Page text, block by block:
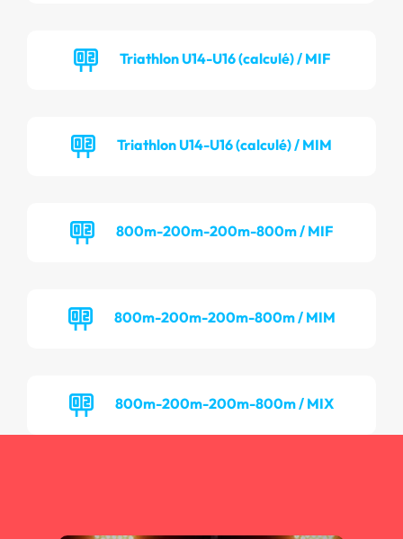
Triathlon U14-U16 (calculé) / MIF
Triathlon U14-U16 (calculé) / MIM
800m-200m-200m-800m / MIF
800m-200m-200m-800m / MIM
800m-200m-200m-800m / MIX